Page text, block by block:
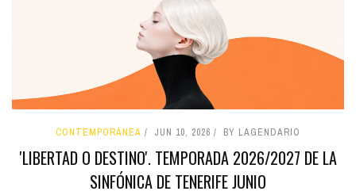
CONTEMPORÁNEA JUN 10, 2026 BY LAGENDARIO
'LIBERTAD O DESTINO'. TEMPORADA 2026/2027 DE LA
SINFÓNICA DE TENERIFE JUNIO